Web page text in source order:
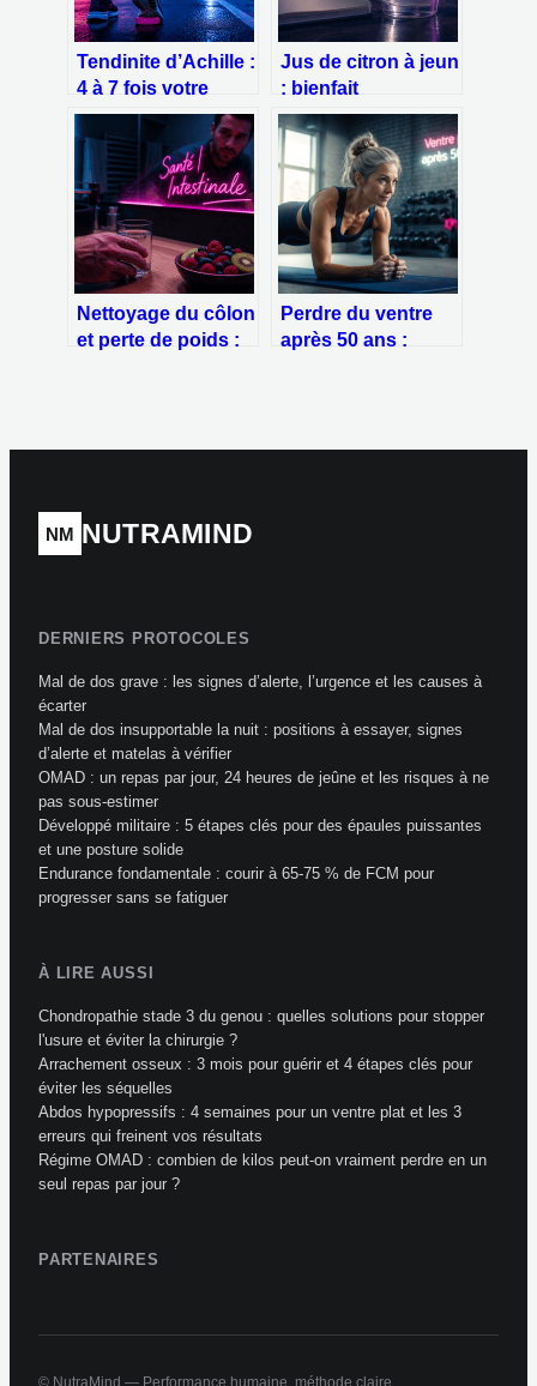
Tendinite d’Achille :
4 à 7 fois votre
poids à chaque
foulée, comment
préserver votre
tendon ?
Jus de citron à jeun
: bienfait
métabolique ou
agression pour
votre estomac ?
Nettoyage du côlon
et perte de poids :
Perdre du ventre
après 50 ans :
NM NUTRAMIND
DERNIERS PROTOCOLES
Mal de dos grave : les signes d’alerte, l’urgence et les causes à
écarter
Mal de dos insupportable la nuit : positions à essayer, signes
d’alerte et matelas à vérifier
OMAD : un repas par jour, 24 heures de jeûne et les risques à ne
pas sous-estimer
Développé militaire : 5 étapes clés pour des épaules puissantes
et une posture solide
Endurance fondamentale : courir à 65-75 % de FCM pour
progresser sans se fatiguer
À LIRE AUSSI
Chondropathie stade 3 du genou : quelles solutions pour stopper
l'usure et éviter la chirurgie ?
Arrachement osseux : 3 mois pour guérir et 4 étapes clés pour
éviter les séquelles
Abdos hypopressifs : 4 semaines pour un ventre plat et les 3
erreurs qui freinent vos résultats
Régime OMAD : combien de kilos peut-on vraiment perdre en un
seul repas par jour ?
PARTENAIRES
© NutraMind — Performance humaine, méthode claire